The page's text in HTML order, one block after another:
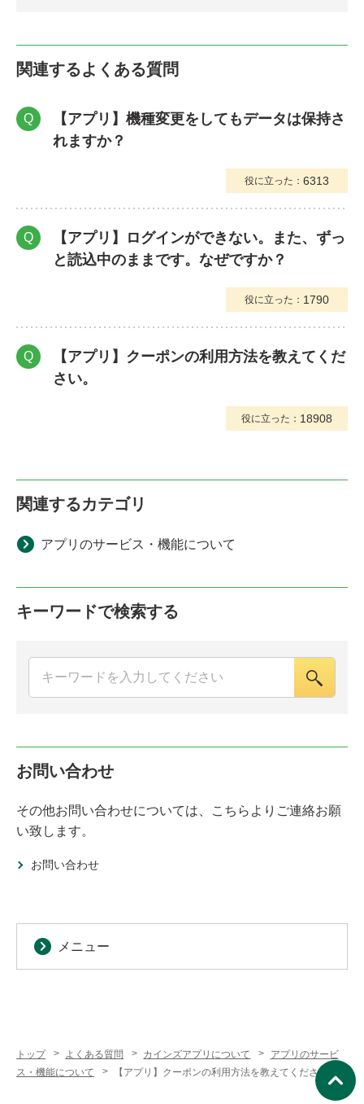
関連するよくある質問
Q
【アプリ】機種変更をしてもデータは保持さ
れますか？
役に立った： 6313
Q
【アプリ】ログインができない。また、ずっ
と読込中のままです。なぜですか？
役に立った： 1790
Q
【アプリ】クーポンの利用方法を教えてくだ
さい。
役に立った： 18908
関連するカテゴリ
アプリのサービス・機能について
キーワードで検索する
お問い合わせ
その他お問い合わせについては、こちらよりご連絡お願
い致します。
お問い合わせ
メニュー
トップ よくある質問 カインズアプリについて
アプリのサービ
ス・機能について
【アプリ】クーポンの利用方法を教えてください。